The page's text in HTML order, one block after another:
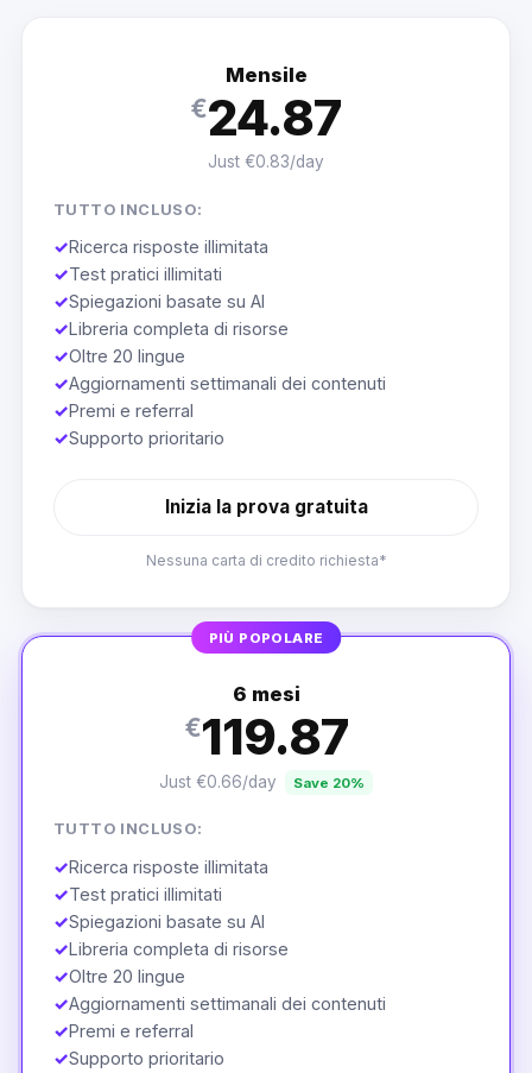
Mensile
€24.87
Just €0.83/day
TUTTO INCLUSO:
✓Ricerca risposte illimitata
✓Test pratici illimitati
✓Spiegazioni basate su AI
✓Libreria completa di risorse
✓Oltre 20 lingue
✓Aggiornamenti settimanali dei contenuti
✓Premi e referral
✓Supporto prioritario
Inizia la prova gratuita
Nessuna carta di credito richiesta*
PIÙ POPOLARE
6 mesi
€119.87
Just €0.66/day Save 20%
TUTTO INCLUSO:
✓Ricerca risposte illimitata
✓Test pratici illimitati
✓Spiegazioni basate su AI
✓Libreria completa di risorse
✓Oltre 20 lingue
✓Aggiornamenti settimanali dei contenuti
✓Premi e referral
✓Supporto prioritario